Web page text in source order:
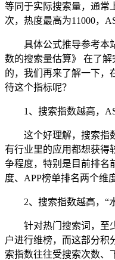
等同于实际搜索量，通常
次，热度最高为11000，
具体公式推导参考本
数的搜索量估算》 在了解
的，我们再来了解一下，
待这个指标呢？
1、搜索指数越高，
这个好理解，搜索指
有行业里的应用都想获得
争程度，特别是目前排名
度、APP榜单排名两个维
2、搜索指数越高，“
针对热门搜索词，至
户进行维榜，而这部分积
索指数往往受搜索次数、